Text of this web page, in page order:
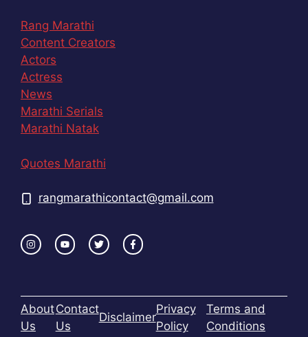
Rang Marathi
Content Creators
Actors
Actress
News
Marathi Serials
Marathi Natak
Quotes Marathi
rangmarathicontact@gmail.com
About
Us
Contact
Us
Disclaimer
Privacy
Policy
Terms and
Conditions